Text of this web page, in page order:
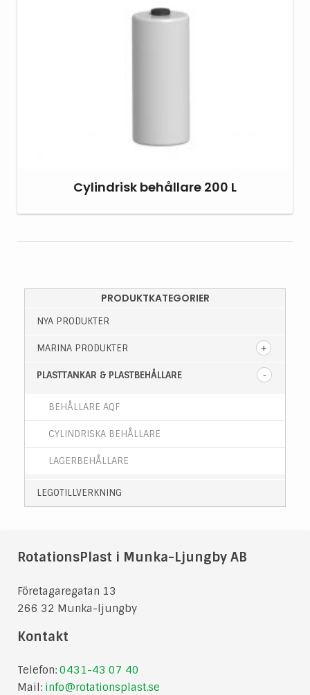
Cylindrisk behållare 200 L
PRODUKTKATEGORIER
NYA PRODUKTER
MARINA PRODUKTER
PLASTTANKAR & PLASTBEHÅLLARE
BEHÅLLARE AQF
CYLINDRISKA BEHÅLLARE
LAGERBEHÅLLARE
LEGOTILLVERKNING
RotationsPlast i Munka-Ljungby AB
Företagaregatan 13
266 32 Munka-ljungby
Kontakt
Telefon: 0431-43 07 40
Mail: info@rotationsplast.se